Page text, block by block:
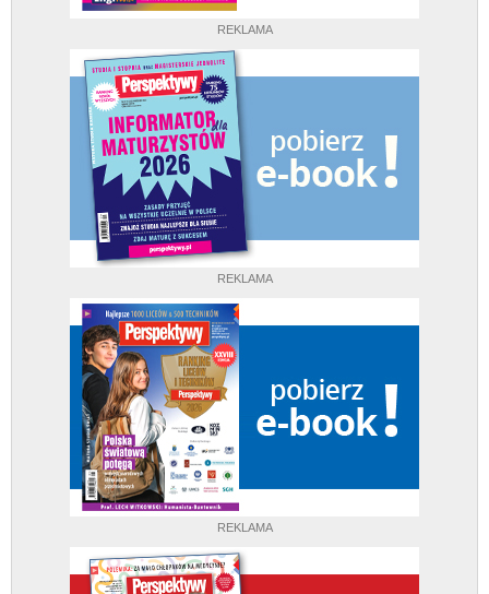
REKLAMA
REKLAMA
REKLAMA